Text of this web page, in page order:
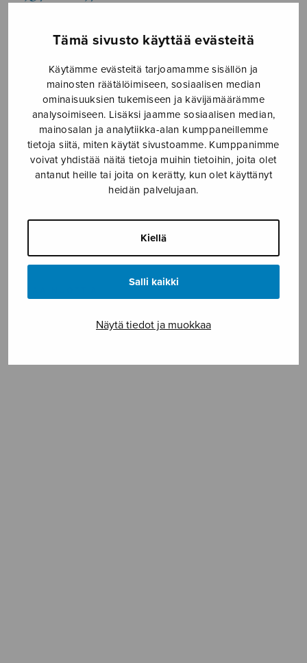
Tämä sivusto käyttää evästeitä
Käytämme evästeitä tarjoamamme sisällön ja
mainosten räätälöimiseen, sosiaalisen median
ominaisuuksien tukemiseen ja kävijämäärämme
analysoimiseen. Lisäksi jaamme sosiaalisen median,
mainosalan ja analytiikka-alan kumppaneillemme
tietoja siitä, miten käytät sivustoamme. Kumppanimme
voivat yhdistää näitä tietoja muihin tietoihin, joita olet
antanut heille tai joita on kerätty, kun olet käyttänyt
heidän palvelujaan.
Kiellä
Salli kaikki
Näytä tiedot ja muokkaa
Formaatti
Täällä
Pohjantähden
määrä
LISÄÄ
OSTOSKORIIN
S0342
KUVAUS